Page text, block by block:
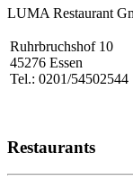
LUMA Restaurant
Ruhrbruchshof 10
45276 Essen
Tel.: 0201/54502544
Restaurants